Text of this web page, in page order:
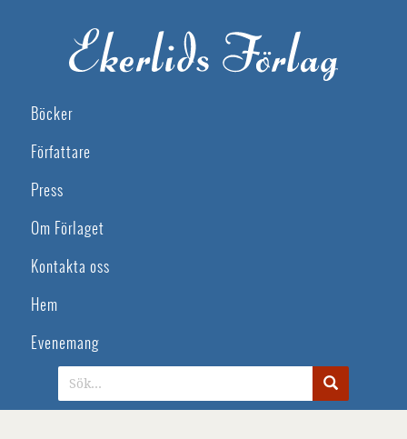
Böcker
Författare
Press
Om Förlaget
Kontakta oss
Hem
Evenemang